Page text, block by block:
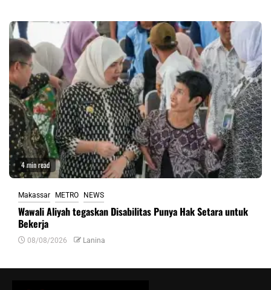
4 min read
Makassar METRO NEWS
Wawali Aliyah tegaskan Disabilitas Punya Hak Setara untuk
Bekerja
08/08/2026 Lanina